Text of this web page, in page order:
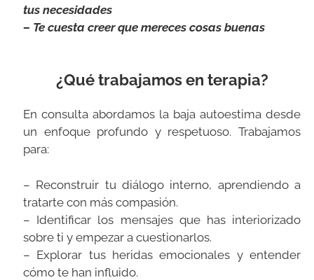
tus necesidades
– Te cuesta creer que mereces cosas buenas
¿Qué trabajamos en terapia?
En consulta abordamos la baja autoestima desde
un enfoque profundo y respetuoso. Trabajamos
para:
– Reconstruir tu diálogo interno, aprendiendo a
tratarte con más compasión.
– Identificar los mensajes que has interiorizado
sobre ti y empezar a cuestionarlos.
– Explorar tus heridas emocionales y entender
cómo te han influido.